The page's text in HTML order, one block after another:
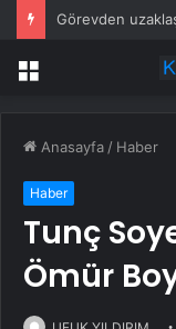
Menü
Anasayfa / Haber
Haber
Tunç
Ömür